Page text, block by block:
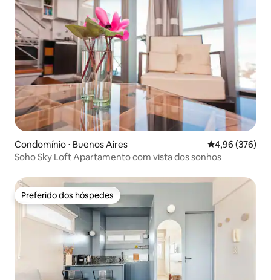
Condomínio ⋅ Buenos Aires 4,96 de uma
4,96 (376)
Soho Sky Loft Apartamento com vista dos sonhos
Preferido dos hóspedes
Preferido dos hóspedes